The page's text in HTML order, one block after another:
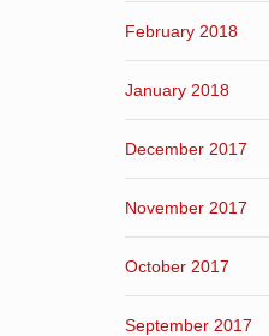
February 2018
January 2018
December 2017
November 2017
October 2017
September 2017